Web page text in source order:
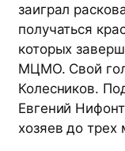
заиграл
получаться
которых
МЦМО. Свой
Колесников.
Евгений
хозяев до трех